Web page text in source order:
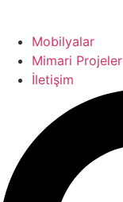
Mobilyalar
Mimari Projeler
İletişim